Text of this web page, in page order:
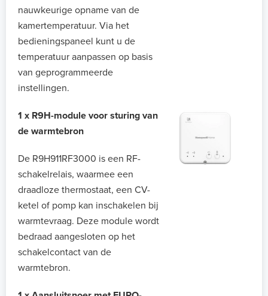
nauwkeurige opname van de
kamertemperatuur. Via het
bedieningspaneel kunt u de
temperatuur aanpassen op basis
van geprogrammeerde
instellingen.
1 x R9H-module voor sturing van
de warmtebron
De R9H911RF3000 is een RF-
schakelrelais, waarmee een
draadloze thermostaat, een CV-
ketel of pomp kan inschakelen bij
warmtevraag. Deze module wordt
bedraad aangesloten op het
schakelcontact van de
warmtebron.